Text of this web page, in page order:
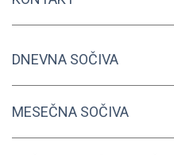
DNEVNA SOČIVA
MESEČNA SOČIVA